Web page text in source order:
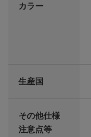
カラー
生産国
その他仕様
注意点等